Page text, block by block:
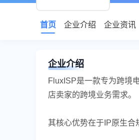
首页 企业介绍 企业资讯
企业介绍
FluxISP是一款专为跨境
店卖家的跨境业务需求。
其核心优势在于IP原生合